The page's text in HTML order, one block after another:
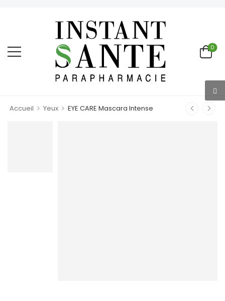
0
Accueil > Yeux > EYE CARE Mascara Intense